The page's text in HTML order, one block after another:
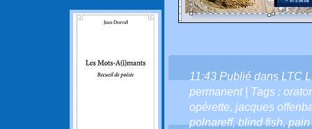
11:43 Publié dans LTC
permanent| Tags :
opérette, jacques
polnareff,blind fish,pain